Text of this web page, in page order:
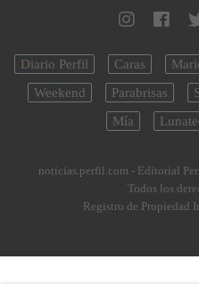
Diario Perfil Caras
Weekend
Parabrisas
Mía
noticias.perfil.com - Editorial
Todos los
Registro de Propiedad